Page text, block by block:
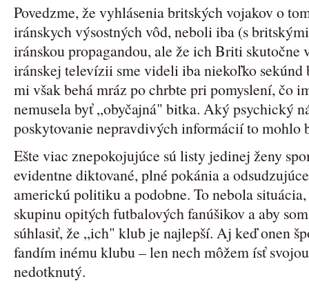
Povedzme, že vyhlásenia britských vojakov o
iránskych výsostných vôd, neboli iba (s
iránskou propagandou, ale že ich Briti
iránskej televízii sme videli iba niekoľko sekúnd
mi však behá mráz po chrbte pri pomyslení, čo
nemusela byť „obyčajná" bitka. Aký psychický
poskytovanie nepravdivých informácií to mohlo
Ešte viac znepokojujúce sú listy jedinej ženy
evidentne diktované, plné pokánia a
americkú politiku a podobne. To nebola
skupinu opitých futbalových fanúšikov a aby
súhlasiť, že „ich" klub je najlepší. Aj keď onen
fandím inému klubu – len nech môžem ísť
nedotknutý.